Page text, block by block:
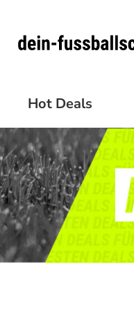
Inhalt
Hot Deals